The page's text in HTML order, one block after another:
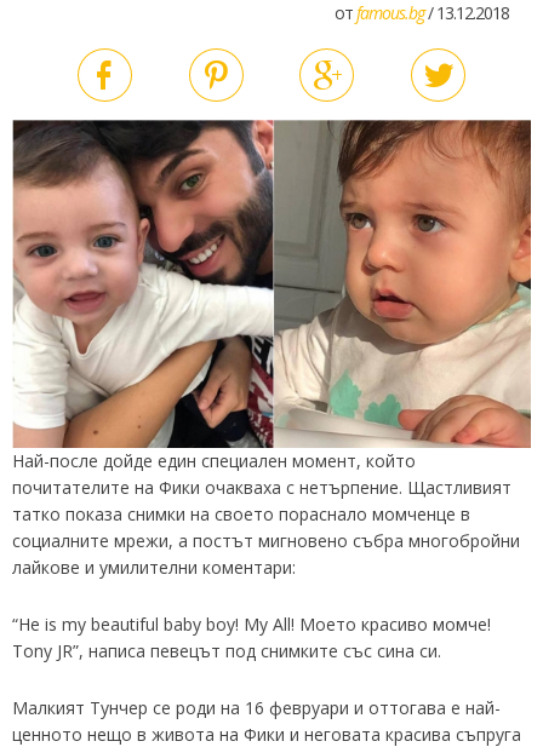
отfamous.bg/ 13.12.2018
Най-после дойде един специален момент, който
почитателите на Фики очакваха с нетърпение. Щастливият
татко показа снимки на своето пораснало момченце в
социалните мрежи, а постът мигновено събра многобройни
лайкове и умилителни коментари:
“He is my beautiful baby boy! My All! Моето красиво момче!
Tony JR”, написа певецът под снимките със сина си.
Малкият Тунчер се роди на 16 февруари и оттогава е най-
ценното нещо в живота на Фики и неговата красива съпруга